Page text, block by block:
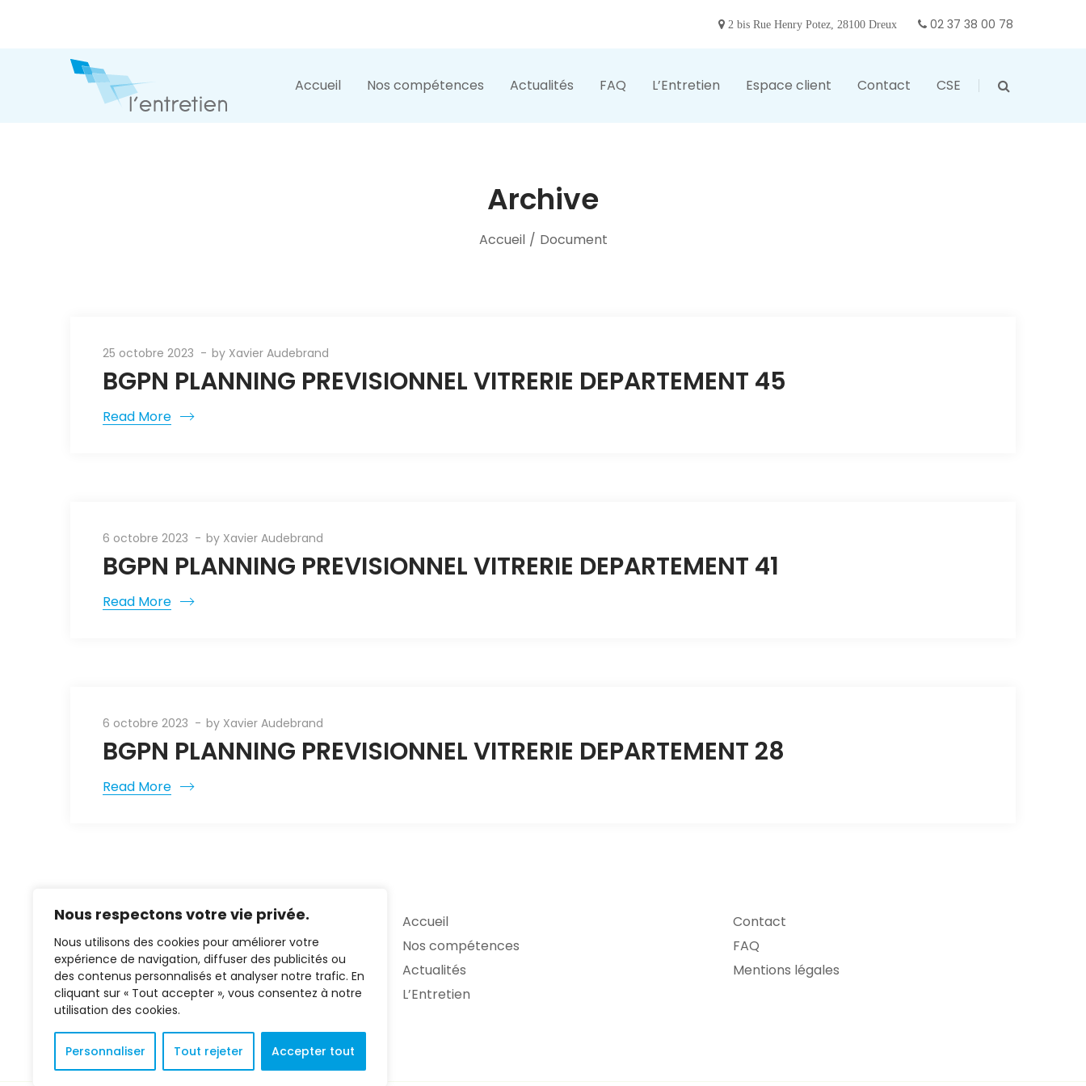
Nous respectons votre vie privée.
Nous utilisons des cookies pour améliorer votre
expérience de navigation, diffuser des publicités ou
des contenus personnalisés et analyser notre trafic. En
cliquant sur « Tout accepter », vous consentez à notre
utilisation des cookies.
Personnaliser Tout rejeter Accepter tout
2 bis Rue Henry Potez, 28100 Dreux 02 37 38 00 78
Accueil Nos compétences Actualités FAQ L’Entretien Espace client Contact CSE
Archive
Accueil / Document
25 octobre 2023 by Xavier Audebrand
BGPN PLANNING PREVISIONNEL VITRERIE DEPARTEMENT 45
Read More
6 octobre 2023 by Xavier Audebrand
BGPN PLANNING PREVISIONNEL VITRERIE DEPARTEMENT 41
Read More
6 octobre 2023 by Xavier Audebrand
BGPN PLANNING PREVISIONNEL VITRERIE DEPARTEMENT 28
Read More
02 37 38 00 78
Accueil
Nos compétences
Actualités
L’Entretien
Contact
FAQ
Mentions légales